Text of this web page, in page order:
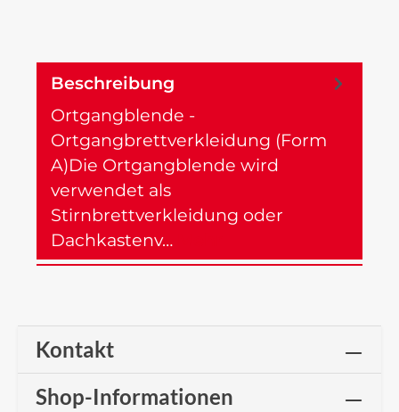
Beschreibung
Ortgangblende -
Ortgangbrettverkleidung (Form
A)Die Ortgangblende wird
verwendet als
Stirnbrettverkleidung oder
Dachkastenv…
Kontakt
Shop-Informationen